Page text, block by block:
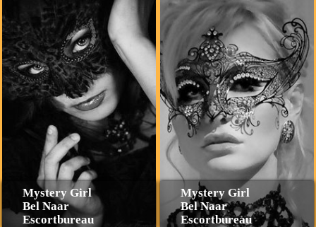
Mystery Girl
Bel Naar
Escortbureau
Mystery Girl
Bel Naar
Escortbureau